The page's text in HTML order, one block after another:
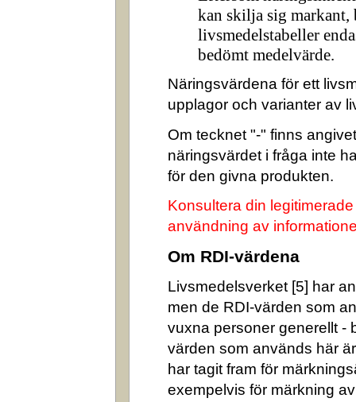
kan skilja sig markant,
livsmedelstabeller
bedömt medelvärde.
Näringsvärdena för ett
upplagor och varianter av
Om tecknet "-" finns
näringsvärdet i fråga inte
för den givna produkten.
Konsultera din
användning av
Om RDI-värdena
Livsmedelsverket [5] har
men de RDI-värden som
vuxna personer generellt -
värden som används här
har tagit fram för
exempelvis för märkning